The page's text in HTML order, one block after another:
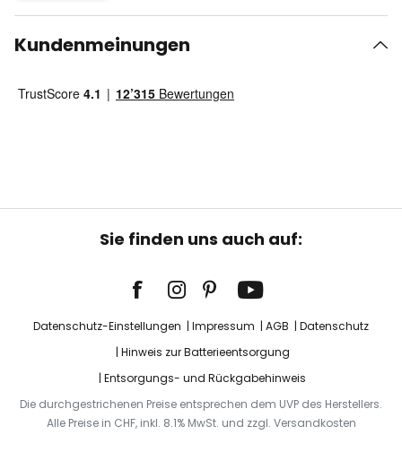
Kundenmeinungen
Sie finden uns auch auf:
Datenschutz-Einstellungen Impressum AGB
Datenschutz
Hinweis zur Batterieentsorgung
Entsorgungs- und Rückgabehinweis
Die durchgestrichenen Preise entsprechen dem UVP des Herstellers.
Alle Preise in CHF, inkl. 8.1% MwSt. und zzgl. Versandkosten